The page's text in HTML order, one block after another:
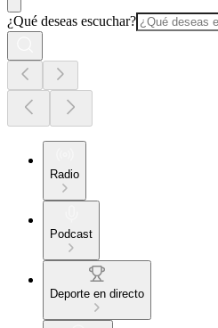
¿Qué deseas escuchar?
Radio
Podcast
Deporte en directo